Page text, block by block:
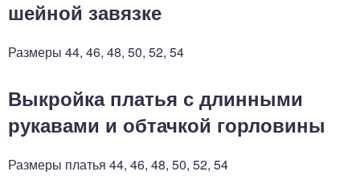
шейной завязке
Размеры 44, 46, 48, 50, 52, 54
Выкройка платья с длинными
рукавами и обтачкой горловины
Размеры платья 44, 46, 48, 50, 52, 54